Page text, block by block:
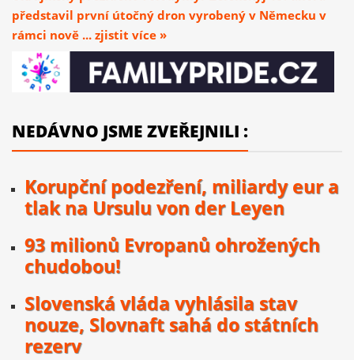
představil první útočný dron vyrobený v Německu v
rámci nově ... zjistit více »
NEDÁVNO JSME ZVEŘEJNILI :
Korupční podezření, miliardy eur a
tlak na Ursulu von der Leyen
93 milionů Evropanů ohrožených
chudobou!
Slovenská vláda vyhlásila stav
nouze, Slovnaft sahá do státních
rezerv